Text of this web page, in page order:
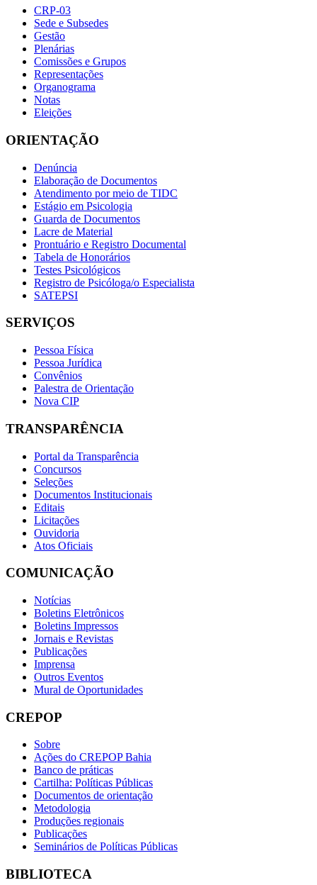
CRP-03
Sede e Subsedes
Gestão
Plenárias
Comissões e Grupos
Representações
Organograma
Notas
Eleições
ORIENTAÇÃO
Denúncia
Elaboração de Documentos
Atendimento por meio de TIDC
Estágio em Psicologia
Guarda de Documentos
Lacre de Material
Prontuário e Registro Documental
Tabela de Honorários
Testes Psicológicos
Registro de Psicóloga/o Especialista
SATEPSI
SERVIÇOS
Pessoa Física
Pessoa Jurídica
Convênios
Palestra de Orientação
Nova CIP
TRANSPARÊNCIA
Portal da Transparência
Concursos
Seleções
Documentos Institucionais
Editais
Licitações
Ouvidoria
Atos Oficiais
COMUNICAÇÃO
Notícias
Boletins Eletrônicos
Boletins Impressos
Jornais e Revistas
Publicações
Imprensa
Outros Eventos
Mural de Oportunidades
CREPOP
Sobre
Ações do CREPOP Bahia
Banco de práticas
Cartilha: Políticas Públicas
Documentos de orientação
Metodologia
Produções regionais
Publicações
Seminários de Políticas Públicas
BIBLIOTECA